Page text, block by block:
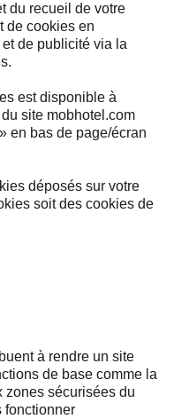
du recueil de votre
de cookies en
de publicité via la
est disponible à
site mobhotel.com
en bas de page/écran
déposés sur votre
soit des cookies de
à rendre un site
de base comme la
zones sécurisées du
fonctionner